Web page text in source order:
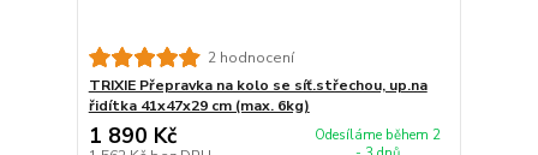
2 hodnocení
TRIXIE Přepravka na kolo se síť.střechou, up.na
řidítka 41x47x29 cm (max. 6kg)
1 890 Kč
Odesíláme během 2